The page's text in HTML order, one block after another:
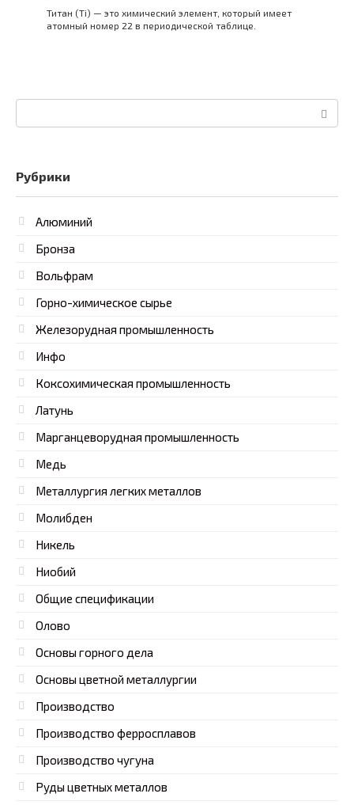
Титан (Ti) — это химический элемент, который имеет
атомный номер 22 в периодической таблице.
Поиск:
Рубрики
Алюминий
Бронза
Вольфрам
Горно-химическое сырье
Железорудная промышленность
Инфо
Коксохимическая промышленность
Латунь
Марганцеворудная промышленность
Медь
Металлургия легких металлов
Молибден
Никель
Ниобий
Общие спецификации
Олово
Основы горного дела
Основы цветной металлургии
Производство
Производство ферросплавов
Производство чугуна
Руды цветных металлов